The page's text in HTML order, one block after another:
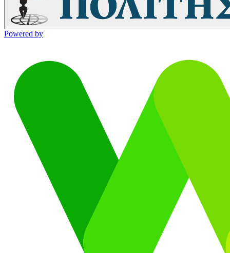
Powered by